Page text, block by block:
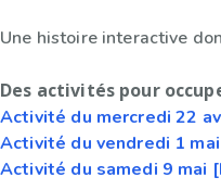
Une histoire interactive
Des activités pour
Activité du mercredi 22
Activité du vendredi 1
Activité du samedi 9 mai